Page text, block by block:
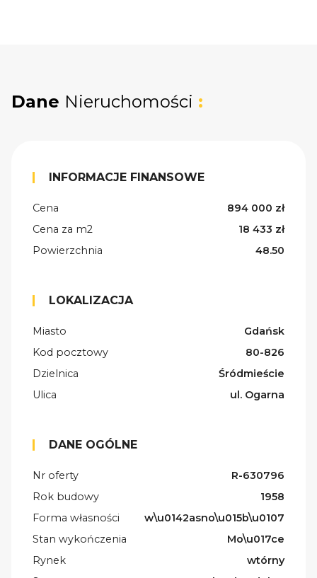
Dane Nieruchomości :
INFORMACJE FINANSOWE
Cena
894 000 zł
Cena za m2
18 433 zł
Powierzchnia
48.50
LOKALIZACJA
Miasto
Gdańsk
Kod pocztowy
80-826
Dzielnica
Śródmieście
Ulica
ul. Ogarna
DANE OGÓLNE
Nr oferty
R-630796
Rok budowy
1958
Forma własności
w\u0142asno\u015b\u0107
Stan wykończenia
Mo\u017ce
Rynek
wtórny